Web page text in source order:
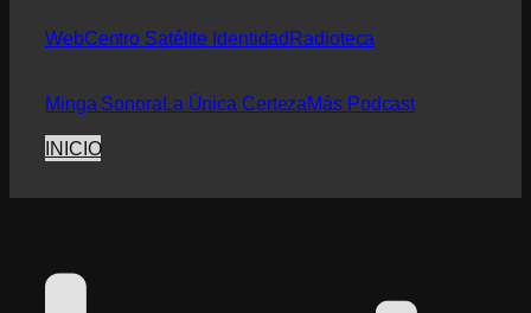
WebCentro Satélite Identidad Radioteca
Minga SonoraLa Única CertezaMás Podcast
INICIO